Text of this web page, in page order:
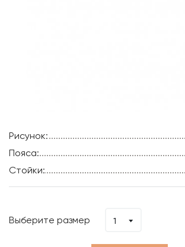
Рисунок:
Пояса:
Стойки:
Выберите размер 1